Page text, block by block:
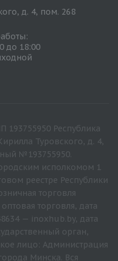
д. 4, пом. 268
до 18:00
193755950 Республика
Туровского, д. 4,
№193755950.
исполкомом 1
реестре Республики
торговля
торговля, дата
— inoxhub.by, дата
орган,
лицо: Администрация
Минска. Вся